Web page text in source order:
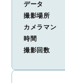
データ
撮影場所
カメラマン
時間
撮影回数